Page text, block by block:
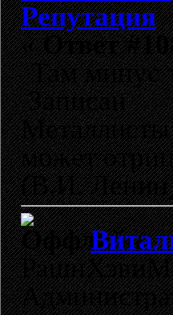
Репутация
«Ответ
Там минус
Записан
Металлисты
может
(В.И.